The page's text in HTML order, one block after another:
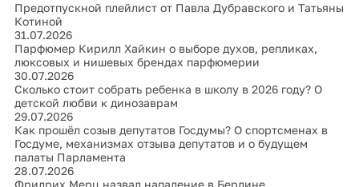
Предотпускной плейлист от Павла Дубравского и Татьяны
Котиной
31.07.2026
Парфюмер Кирилл Хайкин о выборе духов, репликах,
люксовых и нишевых брендах парфюмерии
30.07.2026
Сколько стоит собрать ребенка в школу в 2026 году? О
детской любви к динозаврам
29.07.2026
Как прошёл созыв депутатов Госдумы? О спортсменах в
Госдуме, механизмах отзыва депутатов и о будущем
палаты Парламента
28.07.2026